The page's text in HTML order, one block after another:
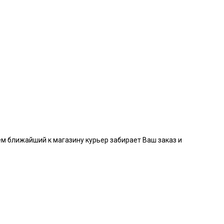
ближайший к магазину курьер забирает Ваш заказ и